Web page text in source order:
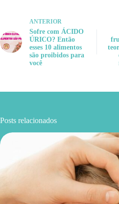
ANTERIOR
Sofre com ÁCIDO
ÚRICO? Então
esses 10 alimentos
são proibidos para
você
Posts relacionados